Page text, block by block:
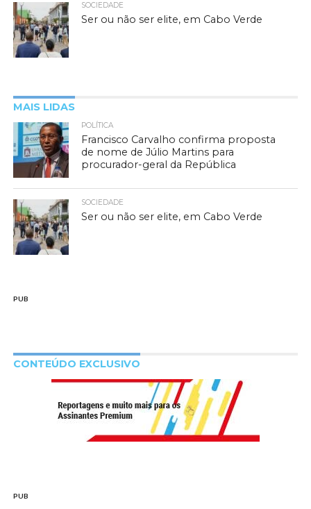
SOCIEDADE
Ser ou não ser elite, em Cabo Verde
MAIS LIDAS
POLÍTICA
Francisco Carvalho confirma proposta
de nome de Júlio Martins para
procurador-geral da República
SOCIEDADE
Ser ou não ser elite, em Cabo Verde
PUB
CONTEÚDO EXCLUSIVO
PUB